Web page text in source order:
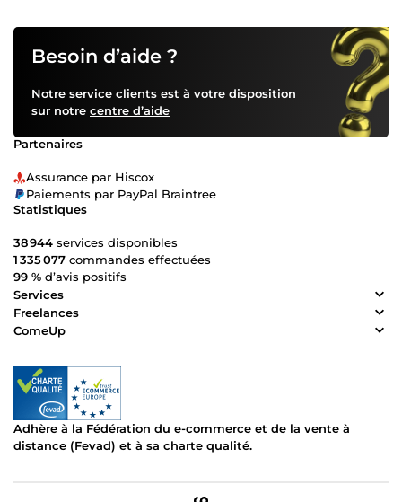
Besoin d’aide ?
Notre service clients est à votre disposition
sur notre centre d’aide
Partenaires
Assurance par Hiscox
Paiements par PayPal Braintree
Statistiques
38 944 services disponibles
1 335 077 commandes effectuées
99 % d’avis positifs
Services
Freelances
ComeUp
Adhère à la Fédération du e-commerce et de la vente à
distance (Fevad) et à sa charte qualité.